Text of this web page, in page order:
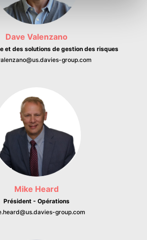
Dave Valenzano
et des solutions de gestion des risques
group.com
Mike Heard
Président - Opérations
group.com